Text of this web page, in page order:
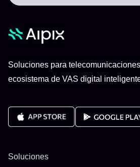
Soluciones para
ecosistema de VAS digital
Soluciones